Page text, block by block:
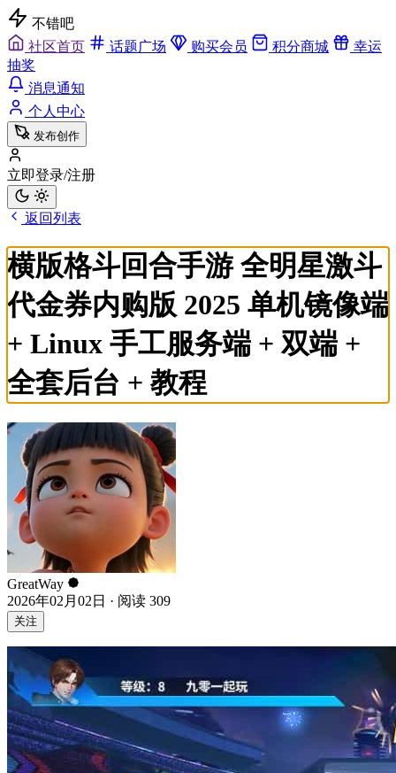
不错吧
社区首页
话题广场 购买会员 积分商城
幸运
抽奖
消息通知
个人中心
发布创作
立即登录/注册
返回列表
横版格斗回合手游 全明星激斗
代金券内购版 2025 单机镜像端
+ Linux 手工服务端 + 双端 +
全套后台 + 教程
GreatWay
2026年02月02日 · 阅读 309
关注